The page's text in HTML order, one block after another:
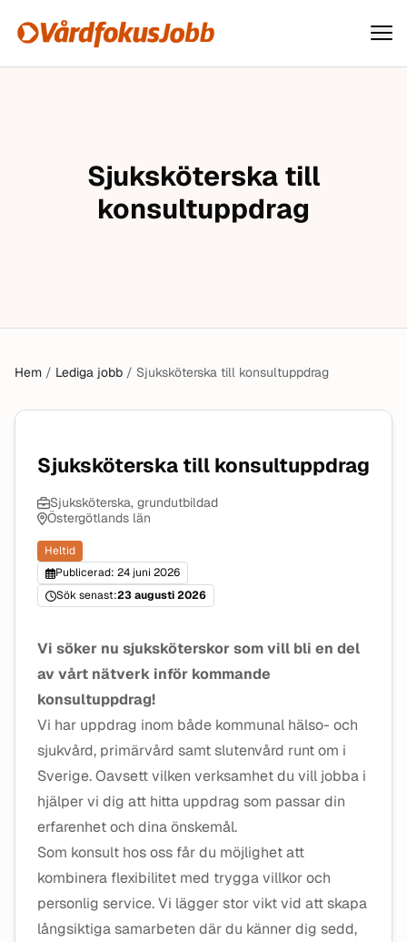
Hoppa till innehåll
Vårdfokusjobb
Sjuksköterska till
konsultuppdrag
Hem / Lediga jobb / Sjuksköterska till konsultuppdrag
Sjuksköterska till konsultuppdrag
Sjuksköterska, grundutbildad
Östergötlands län
Heltid
Publicerad: 24 juni 2026
Sök senast:23 augusti 2026
Vi söker nu sjuksköterskor som vill bli en del
av vårt nätverk inför kommande
konsultuppdrag!
Vi har uppdrag inom både kommunal hälso- och
sjukvård, primärvård samt slutenvård runt om i
Sverige. Oavsett vilken verksamhet du vill jobba i
hjälper vi dig att hitta uppdrag som passar din
erfarenhet och dina önskemål.
Som konsult hos oss får du möjlighet att
kombinera flexibilitet med trygga villkor och
personlig service. Vi lägger stor vikt vid att skapa
långsiktiga samarbeten där du känner dig sedd,